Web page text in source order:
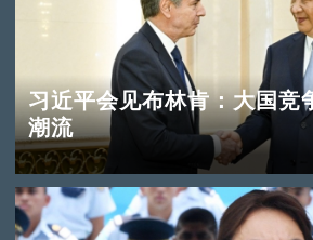
习近平会见布林肯：大国竞
潮流